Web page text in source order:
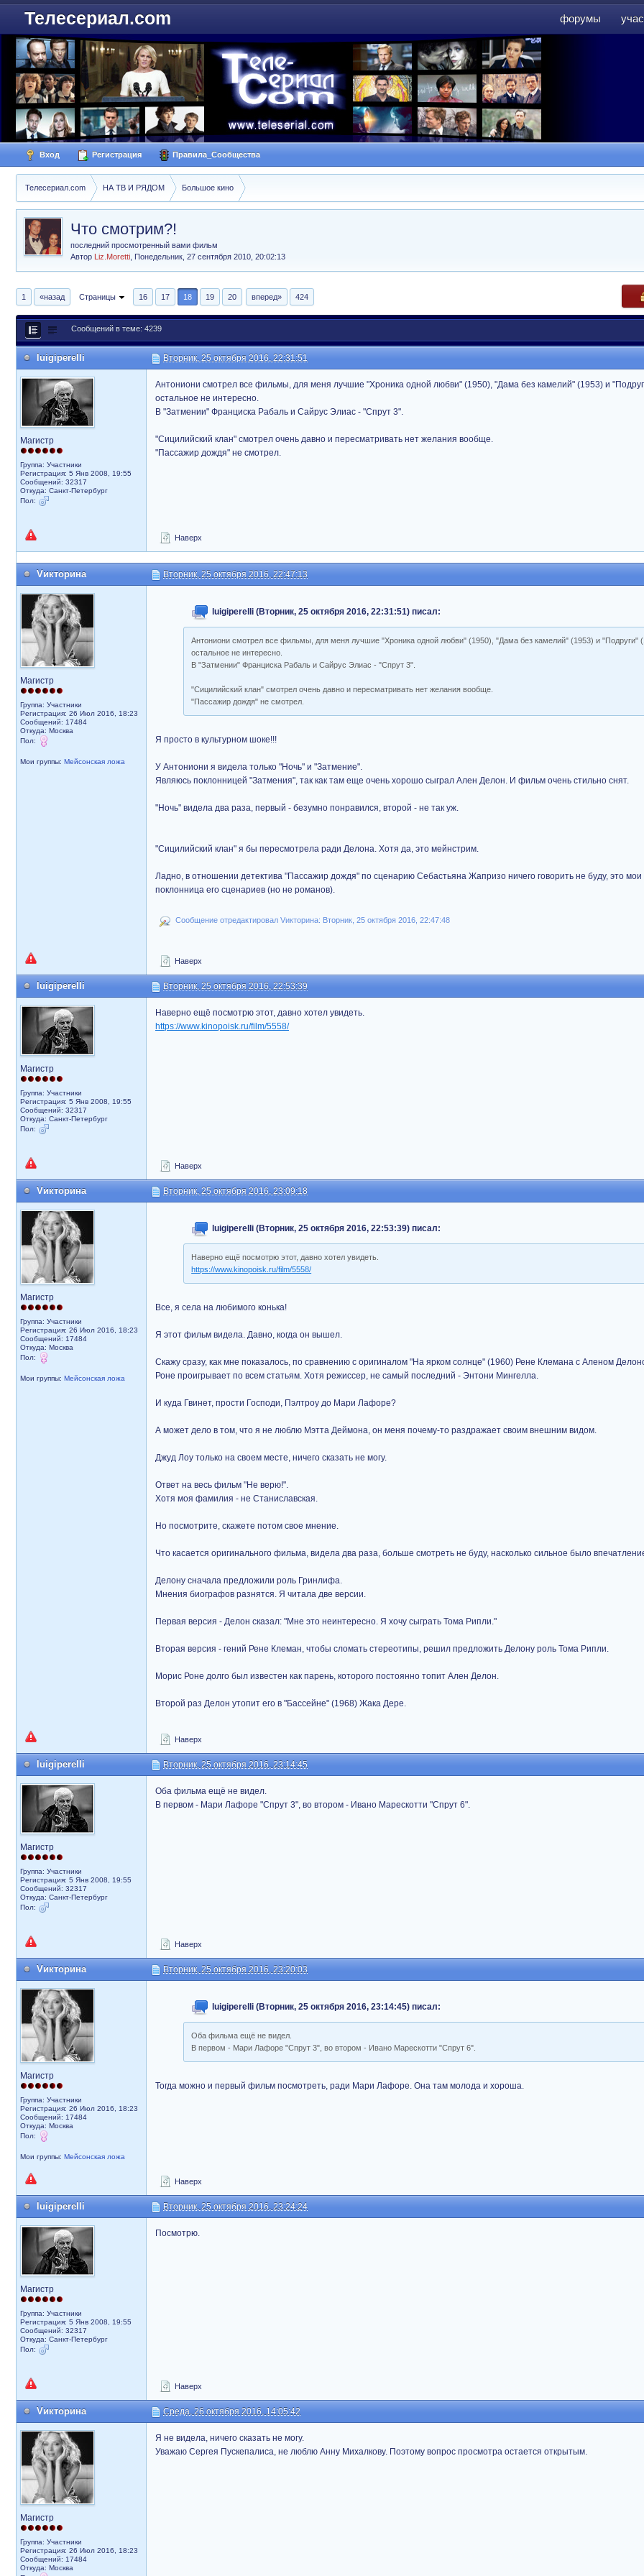
форумы
Телесериал.com
Вход Регистрация Правила_Сообщества
Телесериал.com НА ТВ И РЯДОМ Большое кино
Что смотрим?!
последний просмотренный вами фильм
Автор Liz.Moretti Понедельник, 27 сентября 2010, 20:02:13
1 «назад Страницы 16 17 18 19 20 вперед» 424
Сообщений в теме: 4239
luigiperelli Вторник, 25 октября 2016, 22:31:51
Магистр
Группа: Участники
Регистрация: 5 Янв 2008, 19:55
Сообщений: 32317
Откуда: Санкт-Петербург
Пол:
Антониони смотрел все фильмы, для меня лучшие "Хроника одной любви" (1950), "Дама без камелий" (1953) и
остальное не интересно.
В "Затмении" Франциска Рабаль и Сайрус Элиас - "Спрут 3".
"Сицилийский клан" смотрел очень давно и пересматривать нет желания вообще.
"Пассажир дождя" не смотрел.
Наверх
Vикторина Вторник, 25 октября 2016, 22:47:13
Магистр
Группа: Участники
Регистрация: 26 Июл 2016, 18:23
Сообщений: 17484
Откуда: Москва
Пол:
Мои группы: Мейсонская ложа
luigiperelli (Вторник, 25 октября 2016, 22:31:51) писал:
Антониони смотрел все фильмы, для меня лучшие "Хроника одной любви" (1950), "Дама без камелий" (1953) и "Подруги"
остальное не интересно.
В "Затмении" Франциска Рабаль и Сайрус Элиас - "Спрут 3".
"Сицилийский клан" смотрел очень давно и пересматривать нет желания вообще.
"Пассажир дождя" не смотрел.
Я просто в культурном шоке!!!
У Антониони я видела только "Ночь" и "Затмение".
Являюсь поклонницей "Затмения", так как там еще очень хорошо сыграл Ален Делон. И фильм очень стильно снят.
"Ночь" видела два раза, первый - безумно понравился, второй - не так уж.
"Сицилийский клан" я бы пересмотрела ради Делона. Хотя да, это мейнстрим.
Ладно, в отношении детектива "Пассажир дождя" по сценарию Себастьяна Жапризо ничего говорить не буду, это мои
поклонница его сценариев (но не романов).
Сообщение отредактировал Vикторина: Вторник, 25 октября 2016, 22:47:48
Наверх
luigiperelli Вторник, 25 октября 2016, 22:53:39
Магистр
Группа: Участники
Регистрация: 5 Янв 2008, 19:55
Сообщений: 32317
Откуда: Санкт-Петербург
Пол:
Наверно ещё посмотрю этот, давно хотел увидеть.
https://www.kinopoisk.ru/film/5558/
Наверх
Vикторина Вторник, 25 октября 2016, 23:09:18
Магистр
Группа: Участники
Регистрация: 26 Июл 2016, 18:23
Сообщений: 17484
Откуда: Москва
Пол:
Мои группы: Мейсонская ложа
luigiperelli (Вторник, 25 октября 2016, 22:53:39) писал:
Наверно ещё посмотрю этот, давно хотел увидеть.
https://www.kinopoisk.ru/film/5558/
Все, я села на любимого конька!
Я этот фильм видела. Давно, когда он вышел.
Скажу сразу, как мне показалось, по сравнению с оригиналом "На ярком солнце" (1960) Рене Клемана с Аленом
Роне проигрывает по всем статьям. Хотя режиссер, не самый последний - Энтони Мингелла.
И куда Гвинет, прости Господи, Пэлтроу до Мари Лафоре?
А может дело в том, что я не люблю Мэтта Деймона, он меня почему-то раздражает своим внешним видом.
Джуд Лоу только на своем месте, ничего сказать не могу.
Ответ на весь фильм "Не верю!".
Хотя моя фамилия - не Станиславская.
Но посмотрите, скажете потом свое мнение.
Что касается оригинального фильма, видела два раза, больше смотреть не буду, насколько сильное было
Делону сначала предложили роль Гринлифа.
Мнения биографов разнятся. Я читала две версии.
Первая версия - Делон сказал: "Мне это неинтересно. Я хочу сыграть Тома Рипли."
Вторая версия - гений Рене Клеман, чтобы сломать стереотипы, решил предложить Делону роль Тома Рипли.
Морис Роне долго был известен как парень, которого постоянно топит Ален Делон.
Второй раз Делон утопит его в "Бассейне" (1968) Жака Дере.
Наверх
luigiperelli Вторник, 25 октября 2016, 23:14:45
Магистр
Группа: Участники
Регистрация: 5 Янв 2008, 19:55
Сообщений: 32317
Откуда: Санкт-Петербург
Пол:
Оба фильма ещё не видел.
В первом - Мари Лафоре "Спрут 3", во втором - Ивано Марескотти "Спрут 6".
Наверх
Vикторина Вторник, 25 октября 2016, 23:20:03
Магистр
Группа: Участники
Регистрация: 26 Июл 2016, 18:23
Сообщений: 17484
Откуда: Москва
Пол:
Мои группы: Мейсонская ложа
luigiperelli (Вторник, 25 октября 2016, 23:14:45) писал:
Оба фильма ещё не видел.
В первом - Мари Лафоре "Спрут 3", во втором - Ивано Марескотти "Спрут 6".
Тогда можно и первый фильм посмотреть, ради Мари Лафоре. Она там молода и хороша.
Наверх
luigiperelli Вторник, 25 октября 2016, 23:24:24
Магистр
Группа: Участники
Регистрация: 5 Янв 2008, 19:55
Сообщений: 32317
Откуда: Санкт-Петербург
Пол:
Посмотрю.
Наверх
Vикторина Среда, 26 октября 2016, 14:05:42
Магистр
Группа: Участники
Регистрация: 26 Июл 2016, 18:23
Сообщений: 17484
Откуда: Москва
Я не видела, ничего сказать не могу.
Уважаю Сергея Пускепалиса, не люблю Анну Михалкову. Поэтому вопрос просмотра остается открытым.